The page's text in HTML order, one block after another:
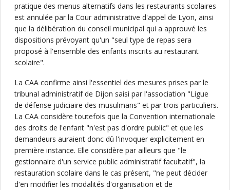
pratique des menus alternatifs dans les restaurants scolaires
est annulée par la Cour administrative d'appel de Lyon, ainsi
que la délibération du conseil municipal qui a approuvé les
dispositions prévoyant qu'un "seul type de repas sera
proposé à l'ensemble des enfants inscrits au restaurant
scolaire".
La CAA confirme ainsi l'essentiel des mesures prises par le
tribunal administratif de Dijon saisi par l'association "Ligue
de défense judiciaire des musulmans" et par trois particuliers.
La CAA considère toutefois que la Convention internationale
des droits de l'enfant "n'est pas d'ordre public" et que les
demandeurs auraient donc dû l'invoquer explicitement en
première instance. Elle considère par ailleurs que "le
gestionnaire d'un service public administratif facultatif", la
restauration scolaire dans le cas présent, "ne peut décider
d'en modifier les modalités d'organisation et de